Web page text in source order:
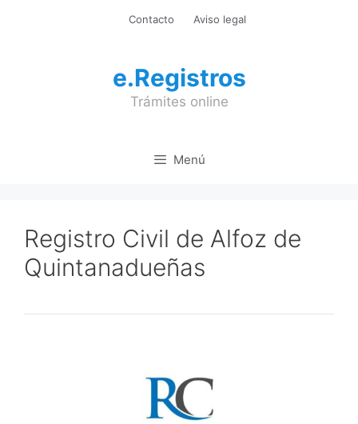
Contacto Aviso legal
e.Registros
Trámites online
Menú
Registro Civil de Alfoz de
Quintanadueñas